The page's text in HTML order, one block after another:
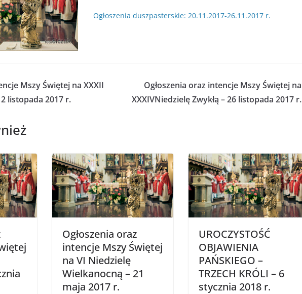
Ogłoszenia duszpasterskie: 20.11.2017-26.11.2017 r.
Mszy Świętej na XXXII
listopada 2017 r.
Ogłoszenia oraz intencje Mszy Świętej na
XXXIVNiedzielę Zwykłą – 26 listopada 2017 r.
Ogłoszenia oraz
intencje Mszy Świętej
na VI Niedzielę
Wielkanocną – 21
maja 2017 r.
UROCZYSTOŚĆ
OBJAWIENIA
PAŃSKIEGO –
TRZECH KRÓLI – 6
stycznia 2018 r.